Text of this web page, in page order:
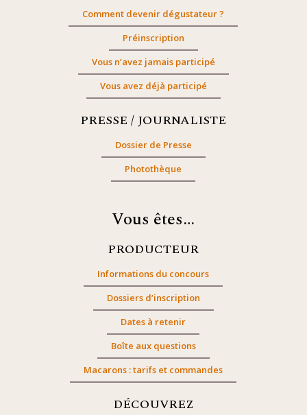
Comment devenir dégustateur ?
Préinscription
Vous n’avez jamais participé
Vous avez déjà participé
PRESSE / JOURNALISTE
Dossier de Presse
Photothèque
Vous êtes…
PRODUCTEUR
Informations du concours
Dossiers d’inscription
Dates à retenir
Boîte aux questions
Macarons : tarifs et commandes
DÉCOUVREZ